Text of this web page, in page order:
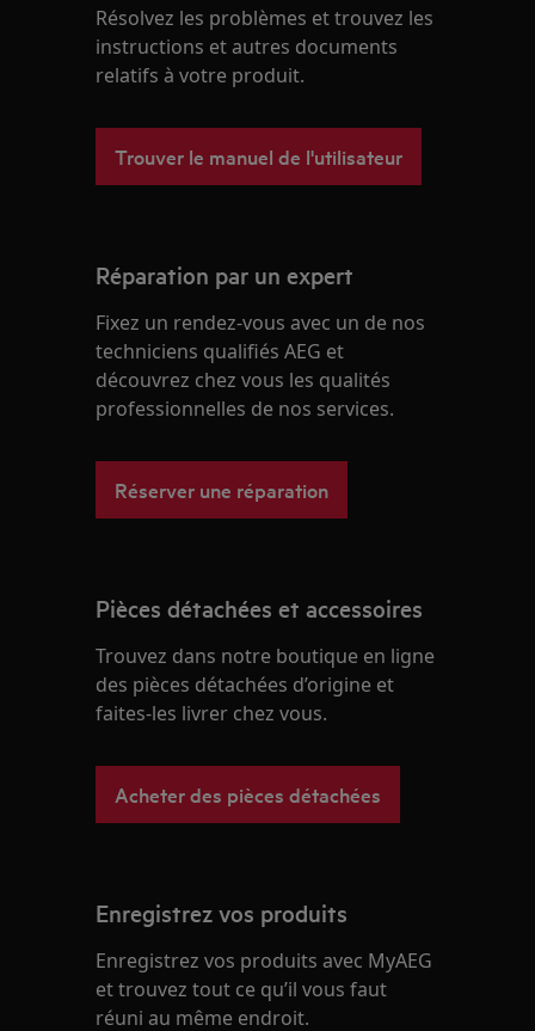
Résolvez les problèmes et trouvez les
instructions et autres documents
relatifs à votre produit.
Trouver le manuel de l'utilisateur
Réparation par un expert
Fixez un rendez-vous avec un de nos
techniciens qualifiés AEG et
découvrez chez vous les qualités
professionnelles de nos services.
Réserver une réparation
Pièces détachées et accessoires
Trouvez dans notre boutique en ligne
des pièces détachées d’origine et
faites-les livrer chez vous.
Acheter des pièces détachées
Enregistrez vos produits
Enregistrez vos produits avec MyAEG
et trouvez tout ce qu’il vous faut
réuni au même endroit.